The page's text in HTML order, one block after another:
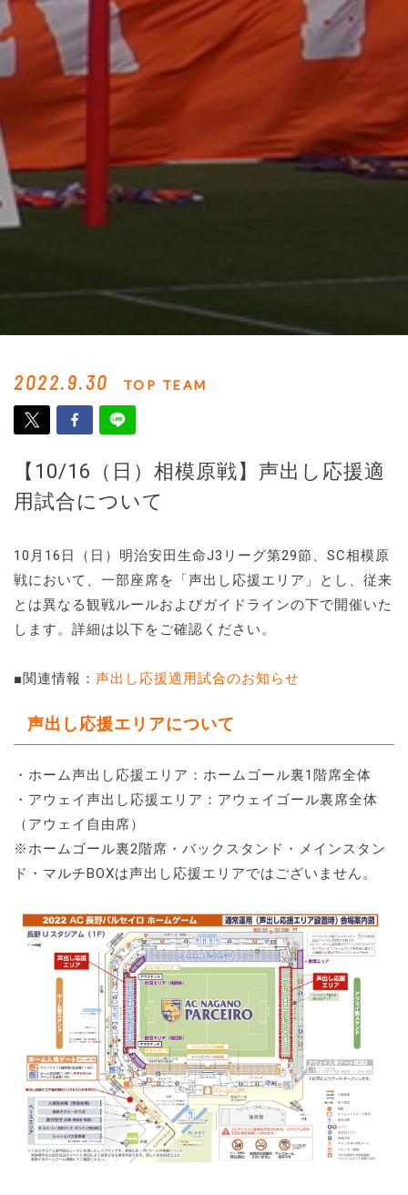
2022.9.30 TOP TEAM
【10/16（日）相模原戦】声出し応援適
用試合について
10月16日（日）明治安田生命J3リーグ第29節、SC相模原
戦において、一部座席を「声出し応援エリア」とし、従来
とは異なる観戦ルールおよびガイドラインの下で開催いた
します。詳細は以下をご確認ください。
■関連情報： 声出し応援適用試合のお知らせ
声出し応援エリアについて
・ホーム声出し応援エリア：ホームゴール裏1階席全体
・アウェイ声出し応援エリア：アウェイゴール裏席全体
（アウェイ自由席）
※ホームゴール裏2階席・バックスタンド・メインスタン
ド・マルチBOXは声出し応援エリアではございません。